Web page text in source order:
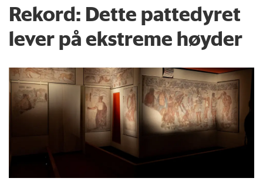
Rekord: Dette pattedyret
lever på ekstreme høyder